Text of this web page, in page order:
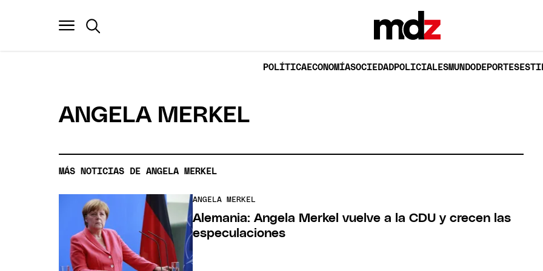
POLÍTICAECONOMÍASOCIEDADPOLICIALESMUNDODEPORTES
ANGELA MERKEL
MÁS NOTICIAS DE ANGELA MERKEL
ANGELA MERKEL
Alemania: Angela Merkel vuelve a la CDU y crecen las
especulaciones